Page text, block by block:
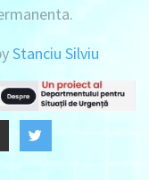
Stanciu Silviu